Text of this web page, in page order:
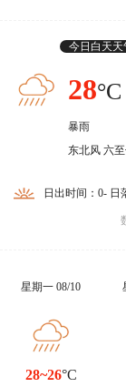
今日白天天
28°C
暴雨
东北风 六
日出时间：0- 日
星期一 08/10
28~26°C